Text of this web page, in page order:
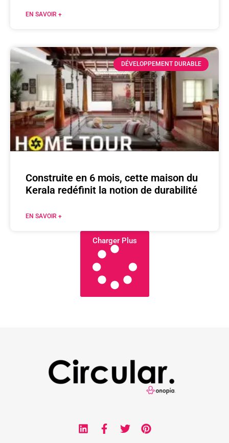
EN SAVOIR +
DÉVELOPPEMENT DURABLE
Construite en 6 mois, cette maison du
Kerala redéfinit la notion de durabilité
EN SAVOIR +
Charger Plus